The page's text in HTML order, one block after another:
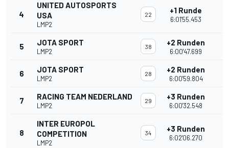
4
UNITED AUTOSPORTS
USA
LMP2
22 +1 Runde
6:01'55.453
5 JOTA SPORT
LMP2
38 +2 Runden
6:00'47.699
6 JOTA SPORT
LMP2
28 +2 Runden
6:00'59.804
7 RACING TEAM NEDERLAND
LMP2
29 +3 Runden
6:00'32.548
8
INTER EUROPOL
COMPETITION
LMP2
34 +3 Runden
6:02'06.270